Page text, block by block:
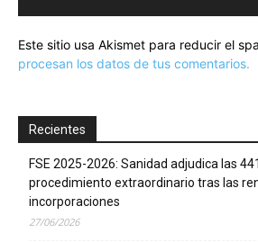
Este sitio usa Akismet para reducir el
procesan los datos de tus comentarios.
Recientes
FSE 2025-2026: Sanidad adjudica las
procedimiento extraordinario tras las
incorporaciones
27/06/2026